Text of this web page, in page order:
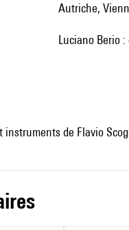
Autriche,
Luciano Berio
instruments de Flavio